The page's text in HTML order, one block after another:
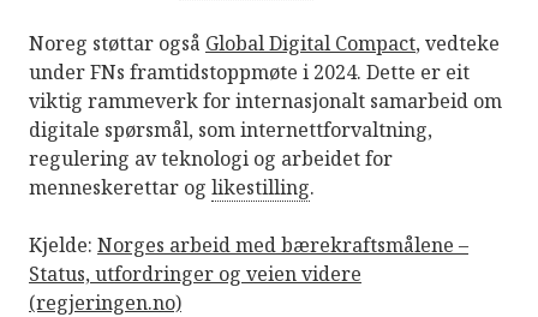
Noreg støttar også Global Digital Compact, vedteke
under FNs framtidstoppmøte i 2024. Dette er eit
viktig rammeverk for internasjonalt samarbeid om
digitale spørsmål, som internettforvaltning,
regulering av teknologi og arbeidet for
menneskerettar og likestilling.
Kjelde: Norges arbeid med bærekraftsmålene –
Status, utfordringer og veien videre
(regjeringen.no)